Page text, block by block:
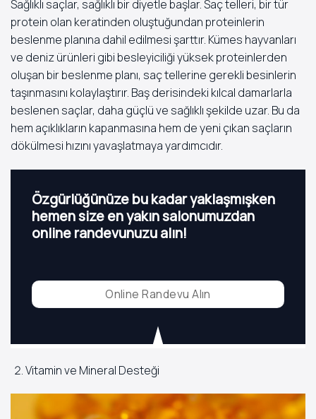
Sağlıklı saçlar, sağlıklı bir diyetle başlar. Saç telleri, bir tür
protein olan keratinden oluştuğundan proteinlerin
beslenme planına dahil edilmesi şarttır. Kümes hayvanları
ve deniz ürünleri gibi besleyiciliği yüksek proteinlerden
oluşan bir beslenme planı, saç tellerine gerekli besinlerin
taşınmasını kolaylaştırır. Baş derisindeki kılcal damarlarla
beslenen saçlar, daha güçlü ve sağlıklı şekilde uzar. Bu da
hem açıklıkların kapanmasına hem de yeni çıkan saçların
dökülmesi hızını yavaşlatmaya yardımcıdır.
Özgürlüğünüze bu kadar yaklaşmışken
hemen size en yakın salonumuzdan
online randevunuzu alın!
Online Randevu Alın
Vitamin ve Mineral Desteği